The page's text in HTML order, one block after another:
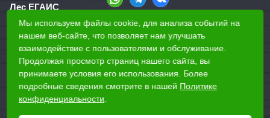
Лес ЕГАИС
О компании
Доставка и оплата
Для бизнеса
Наши магазины
Справочная служба
+7 (3412) 77-60-50
Мы используем файлы cookie, для анализа событий на
нашем веб-сайте, что позволяет нам улучшать
взаимодействие с пользователями и обслуживание.
Продолжая просмотр страниц нашего сайта, вы
принимаете условия его использования. Более
подробные сведения смотрите в нашей Политике
конфиденциальности